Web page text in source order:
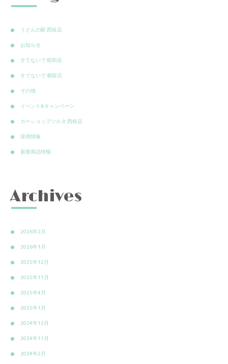
うどんの駅 西桂店
お知らせ
すてないで 昭和店
すてないで 都留店
その他
イベント&キャンペーン
カーショップツルタ 西桂店
採用情報
新着商品情報
Archives
2026年2月
2026年1月
2025年12月
2025年11月
2025年4月
2025年1月
2024年12月
2024年11月
2024年2月